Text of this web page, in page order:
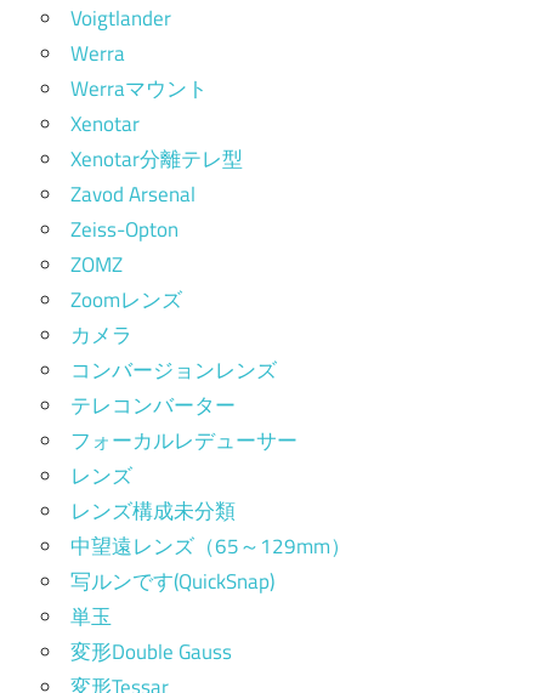
Voigtlander
Werra
Werraマウント
Xenotar
Xenotar分離テレ型
Zavod Arsenal
Zeiss-Opton
ZOMZ
Zoomレンズ
カメラ
コンバージョンレンズ
テレコンバーター
フォーカルレデューサー
レンズ
レンズ構成未分類
中望遠レンズ（65～129mm）
写ルンです(QuickSnap)
単玉
変形Double Gauss
変形Tessar